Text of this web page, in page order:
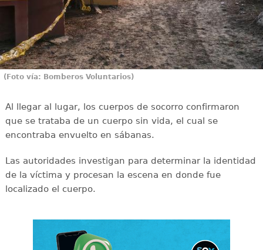
(Foto vía: Bomberos Voluntarios)
Al llegar al lugar, los cuerpos de socorro confirmaron
que se trataba de un cuerpo sin vida, el cual se
encontraba envuelto en sábanas.
Las autoridades investigan para determinar la identidad
de la víctima y procesan la escena en donde fue
localizado el cuerpo.